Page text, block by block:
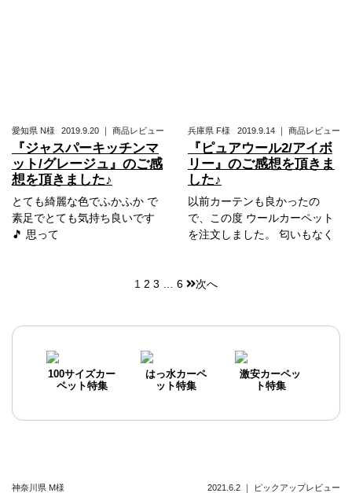
愛知県 N様 2019.9.20 ｜ 商品レビュー
『ジャスパーキッチンマ
ット/グレージュ』のご感
想を頂きました♪
とても綺麗な色でふかふか で
素足でとても気持ち良いです
🎵 思って
兵庫県 F様 2019.9.14 ｜ 商品レビュー
『ピュアウール2/アイボ
リー』のご感想を頂きま
した♪
以前カーテンも良かったの
で、この度 ウールカーペット
を注文しました。 匂いもなく
稿
ナ
ビ
1 2 3 6 次へ
100サイズカー
ペット特集
はっ水カーペ
ット特集
激安カーペッ
ト特集
神奈川県 M様 2021.6.2 ｜ ピックアップレビュー